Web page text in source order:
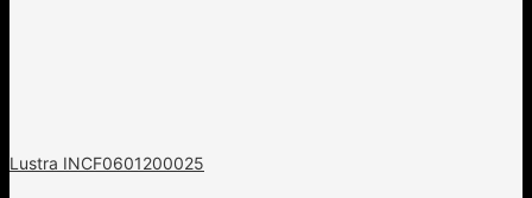
Lustra INCF0601200025